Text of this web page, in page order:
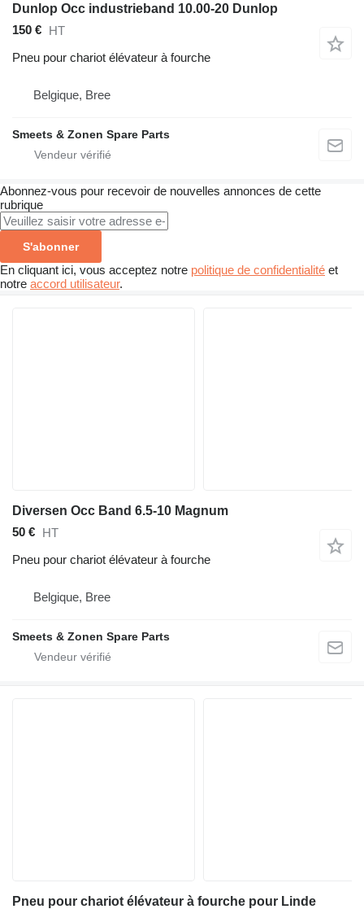
Dunlop Occ industrieband 10.00-20 Dunlop
150 € HT
Pneu pour chariot élévateur à fourche
Belgique, Bree
Smeets & Zonen Spare Parts
Abonnez-vous pour recevoir de nouvelles annonces de cette
rubrique
S'abonner
En cliquant ici, vous acceptez notre politique de confidentialité et
notre accord utilisateur.
Diversen Occ Band 6.5-10 Magnum
50 € HT
Pneu pour chariot élévateur à fourche
Belgique, Bree
Smeets & Zonen Spare Parts
Pneu pour chariot élévateur à fourche pour Linde